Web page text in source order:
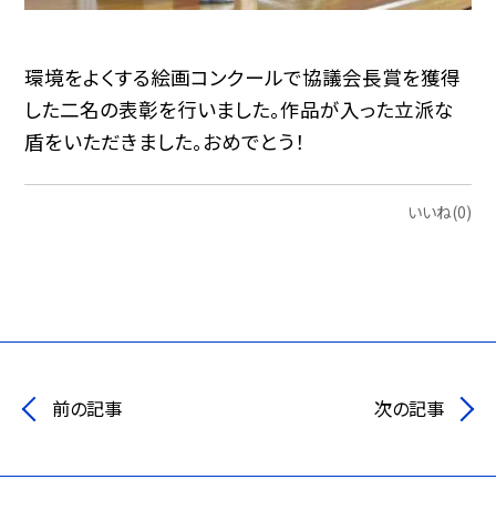
環境をよくする絵画コンクールで協議会長賞を獲得
した二名の表彰を行いました。作品が入った立派な
盾をいただきました。おめでとう！
いいね(0)
前の記事 次の記事